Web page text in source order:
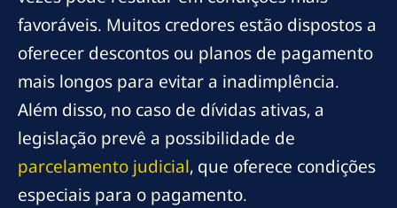
favoráveis. Muitos credores estão dispostos a
oferecer descontos ou planos de pagamento
mais longos para evitar a inadimplência.
Além disso, no caso de dívidas ativas, a
legislação prevê a possibilidade de
parcelamento judicial, que oferece condições
especiais para o pagamento.